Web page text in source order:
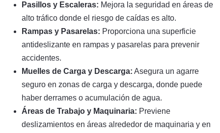
Pasillos y Escaleras: Mejora la seguridad en áreas de
alto tráfico donde el riesgo de caídas es alto.
Rampas y Pasarelas: Proporciona una superficie
antideslizante en rampas y pasarelas para prevenir
accidentes.
Muelles de Carga y Descarga: Asegura un agarre
seguro en zonas de carga y descarga, donde puede
haber derrames o acumulación de agua.
Áreas de Trabajo y Maquinaria: Previene
deslizamientos en áreas alrededor de maquinaria y en